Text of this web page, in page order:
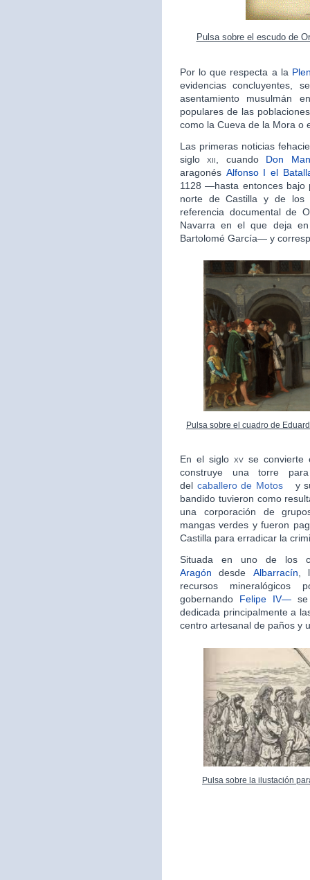
Pulsa sobre el escudo de
Por lo que respecta a la
evidencias concluyentes,
asentamiento musulmán
populares de las
como la Cueva de la Mora o
Las primeras noticias
sigloxii , cuando Don
aragonés Alfonso I el
1128 —hasta entonces
norte de Castilla y de los
referencia documental de
Navarra en el que deja
Bartolomé García— y
Pulsa sobre el cuadro de
En el sigloxv se convierte
construye una torre
del caballero de Motos
y
bandido tuvieron como
una corporación de
mangas verdes y fueron
Castilla para erradicar la
Situada en uno de los
Aragón desde Albarrací­­­n,
recursos
gobernando Felipe IV—
dedicada principalmente a
centro artesanal de paños y
Pulsa sobre la ilustación